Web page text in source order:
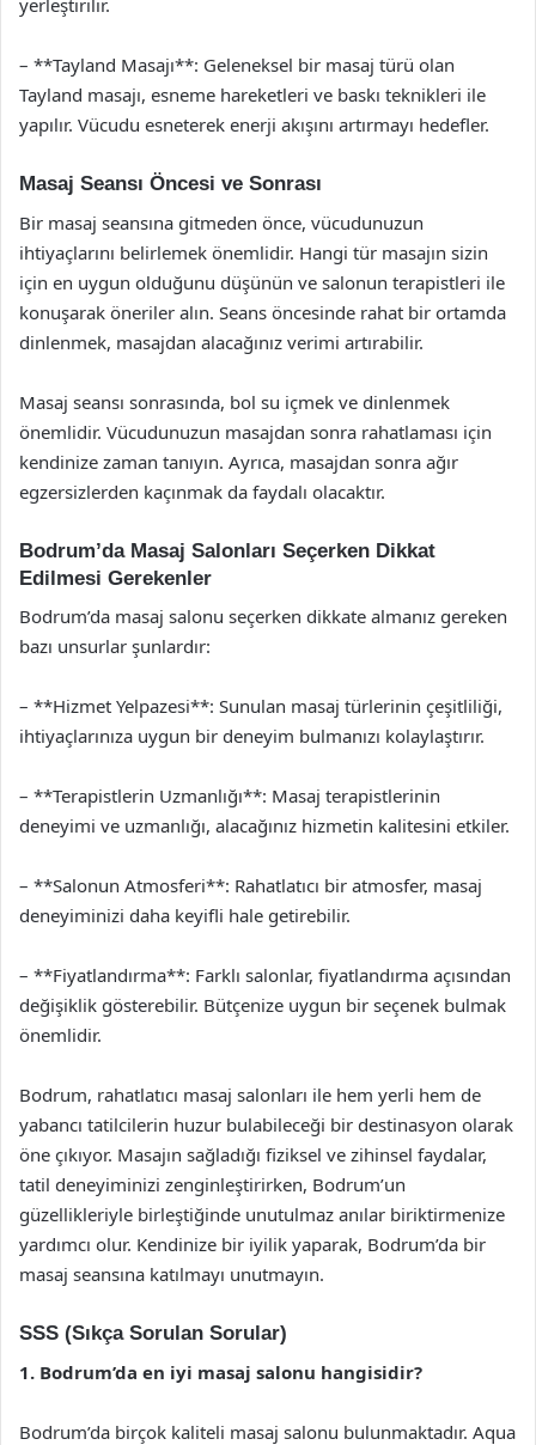
yerleştirilir.
– **Tayland Masajı**: Geleneksel bir masaj türü olan
Tayland masajı, esneme hareketleri ve baskı teknikleri ile
yapılır. Vücudu esneterek enerji akışını artırmayı hedefler.
Masaj Seansı Öncesi ve Sonrası
Bir masaj seansına gitmeden önce, vücudunuzun
ihtiyaçlarını belirlemek önemlidir. Hangi tür masajın sizin
için en uygun olduğunu düşünün ve salonun terapistleri ile
konuşarak öneriler alın. Seans öncesinde rahat bir ortamda
dinlenmek, masajdan alacağınız verimi artırabilir.
Masaj seansı sonrasında, bol su içmek ve dinlenmek
önemlidir. Vücudunuzun masajdan sonra rahatlaması için
kendinize zaman tanıyın. Ayrıca, masajdan sonra ağır
egzersizlerden kaçınmak da faydalı olacaktır.
Bodrum’da Masaj Salonları Seçerken Dikkat
Edilmesi Gerekenler
Bodrum’da masaj salonu seçerken dikkate almanız gereken
bazı unsurlar şunlardır:
– **Hizmet Yelpazesi**: Sunulan masaj türlerinin çeşitliliği,
ihtiyaçlarınıza uygun bir deneyim bulmanızı kolaylaştırır.
– **Terapistlerin Uzmanlığı**: Masaj terapistlerinin
deneyimi ve uzmanlığı, alacağınız hizmetin kalitesini etkiler.
– **Salonun Atmosferi**: Rahatlatıcı bir atmosfer, masaj
deneyiminizi daha keyifli hale getirebilir.
– **Fiyatlandırma**: Farklı salonlar, fiyatlandırma açısından
değişiklik gösterebilir. Bütçenize uygun bir seçenek bulmak
önemlidir.
Bodrum, rahatlatıcı masaj salonları ile hem yerli hem de
yabancı tatilcilerin huzur bulabileceği bir destinasyon olarak
öne çıkıyor. Masajın sağladığı fiziksel ve zihinsel faydalar,
tatil deneyiminizi zenginleştirirken, Bodrum’un
güzellikleriyle birleştiğinde unutulmaz anılar biriktirmenize
yardımcı olur. Kendinize bir iyilik yaparak, Bodrum’da bir
masaj seansına katılmayı unutmayın.
SSS (Sıkça Sorulan Sorular)
1. Bodrum’da en iyi masaj salonu hangisidir?
Bodrum’da birçok kaliteli masaj salonu bulunmaktadır. Aqua